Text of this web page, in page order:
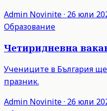
Admin Novinite· 26 юли
Образование
Четиридневна
Учениците в България
празник.
Admin Novinite· 26 юли